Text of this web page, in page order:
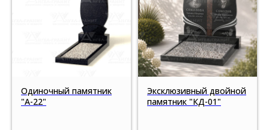
Одиночный памятник
"А-22"
Эксклюзивный двойной
памятник "КД-01"